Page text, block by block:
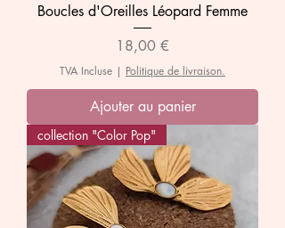
Boucles d'Oreilles Léopard Femme
Prix
18,00 €
TVA Incluse | Politique de livraison.
Ajouter au panier
collection "Color Pop"